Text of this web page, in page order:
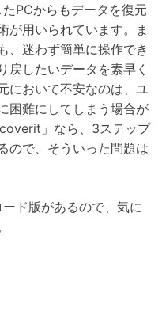
PCからもデータを復元
が用いられています。ま
、迷わず簡単に操作でき
戻したいデータを素早く
において不安なのは、ユ
困難にしてしまう場合が
」なら、3ステップ
ので、そういった問題は
ド版があるので、気に